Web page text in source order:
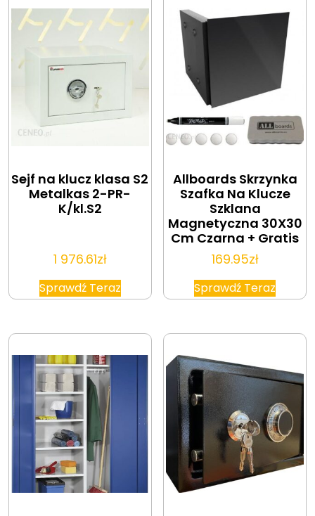
Sejf na klucz klasa S2
Metalkas 2-PR-
K/kl.S2
1 976.61zł
Sprawdź Teraz
Allboards Skrzynka
Szafka Na Klucze
Szklana
Magnetyczna 30X30
Cm Czarna + Gratis
169.95zł
Sprawdź Teraz